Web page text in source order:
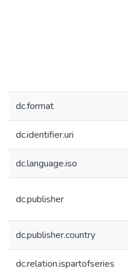
dc.format
dc.identifier.uri
dc.language.iso
dc.publisher
dc.publisher.country
dc.relation.ispartofseries